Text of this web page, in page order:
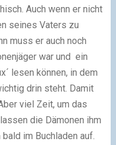
Auch wenn er nicht
seines Vaters zu
muss er auch noch
war und ein
lesen können, in dem
drin steht. Damit
viel Zeit, um das
die Dämonen ihm
im Buchladen auf.